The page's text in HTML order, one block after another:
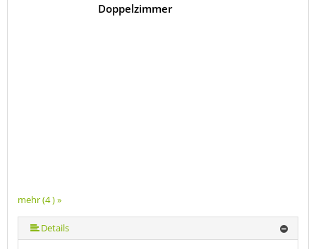
mehr (4 ) »
Doppelzimmer
Details